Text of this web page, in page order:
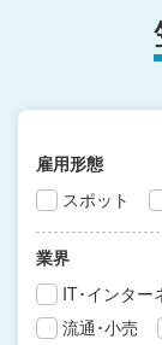
雇用形態
スポット
業界
IT･インター
流通･小売